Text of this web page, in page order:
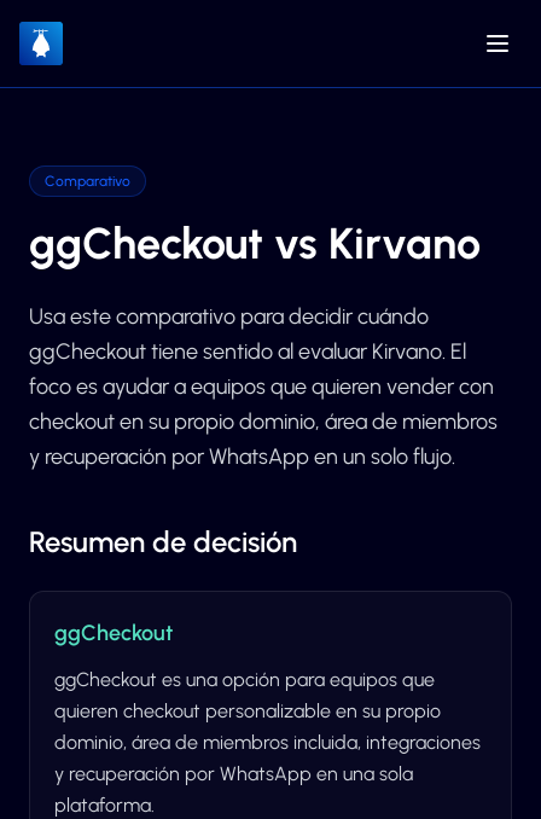
Comparativo
ggCheckout vs Kirvano
Usa este comparativo para decidir cuándo
ggCheckout tiene sentido al evaluar Kirvano. El
foco es ayudar a equipos que quieren vender con
checkout en su propio dominio, área de miembros
y recuperación por WhatsApp en un solo flujo.
Resumen de decisión
ggCheckout
ggCheckout es una opción para equipos que
quieren checkout personalizable en su propio
dominio, área de miembros incluida, integraciones
y recuperación por WhatsApp en una sola
plataforma.